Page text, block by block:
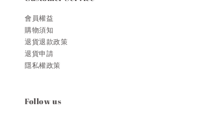
會員權益
購物須知
退貨退款政策
退貨申請
隱私權政策
Follow us